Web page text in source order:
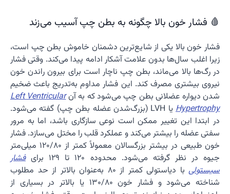
🩸 فشار خون بالا چگونه به بطن چپ آسیب می‌زند
فشار خون بالا یکی از شایع‌ترین دشمنان خاموش بطن چپ است،
زیرا اغلب سال‌ها بدون علامت آشکار ادامه پیدا می‌کند. وقتی فشار
در رگ‌ها بالا می‌ماند، بطن چپ ناچار است برای بیرون راندن خون
نیروی بیشتری مصرف کند. این فشار مداوم به‌تدریج باعث ضخیم
شدن دیواره عضلانی بطن چپ می‌شود که به آنLeft Ventricular
Hypertrophy
یا LVH (بزرگ‌شدن عضله بطن چپ) گفته می‌شود.
در ابتدا این تغییر ممکن است نوعی سازگاری باشد، اما به مرور
سفتی عضله را بیشتر می‌کند و عملکرد قلب را مختل می‌سازد. فشار
خون طبیعی در بیشتر بزرگسالان معمولاً کمتر از 120/80 میلی‌متر
جیوه در نظر گرفته می‌شود. محدوده 120 تا 129 برای
فشار
سیستولی
با دیاستولی کمتر از 80 به‌عنوان بالاتر از حد مطلوب
شناخته می‌شود و فشار خون 130/80 یا بالاتر در بسیاری از